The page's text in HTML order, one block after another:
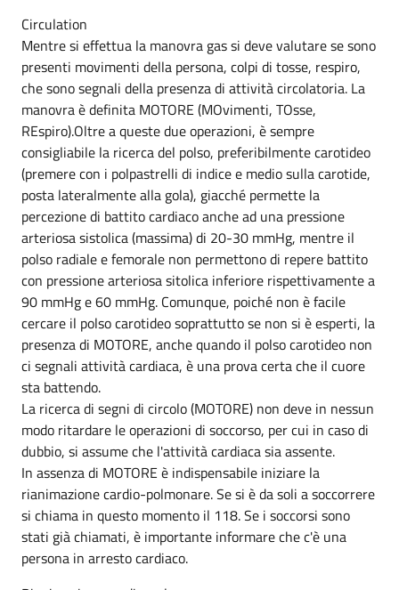
Circulation
Mentre si effettua la manovra gas si deve valutare se sono
presenti movimenti della persona, colpi di tosse, respiro,
che sono segnali della presenza di attività circolatoria. La
manovra è definita MOTORE (MOvimenti, TOsse,
REspiro).Oltre a queste due operazioni, è sempre
consigliabile la ricerca del polso, preferibilmente carotideo
(premere con i polpastrelli di indice e medio sulla carotide,
posta lateralmente alla gola), giacché permette la
percezione di battito cardiaco anche ad una pressione
arteriosa sistolica (massima) di 20-30 mmHg, mentre il
polso radiale e femorale non permettono di repere battito
con pressione arteriosa sitolica inferiore rispettivamente a
90 mmHg e 60 mmHg. Comunque, poiché non è facile
cercare il polso carotideo soprattutto se non si è esperti, la
presenza di MOTORE, anche quando il polso carotideo non
ci segnali attività cardiaca, è una prova certa che il cuore
sta battendo.
La ricerca di segni di circolo (MOTORE) non deve in nessun
modo ritardare le operazioni di soccorso, per cui in caso di
dubbio, si assume che l'attività cardiaca sia assente.
In assenza di MOTORE è indispensabile iniziare la
rianimazione cardio-polmonare. Se si è da soli a soccorrere
si chiama in questo momento il 118. Se i soccorsi sono
stati già chiamati, è importante informare che c'è una
persona in arresto cardiaco.